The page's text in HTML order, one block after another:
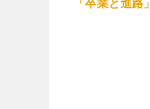
「卒業と進路」